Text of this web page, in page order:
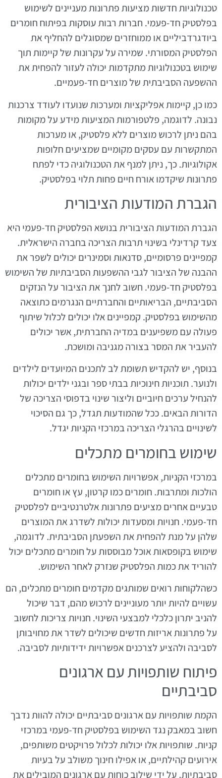
טכנולוגיות חדשות מציעות פתרונות מעניינים לשימוש
בפלסטיק חד-פעמי. חברות רבות עוסקות בפיתוח חומרים
ביודגרדביליים או ממוחזרים שמסוגלים להחליף את
הפלסטיק המסורתי. שמירה על עקרונות של קיימות תוך
שימוש בטכנולוגיות מתקדמות יכולה לעזור להפחית את
ההשפעה הסביבתית של מוצרים חד-פעמיים.
כמו כן, קיימות אפליקציות ומערכות שנועדו לעודד צרכנות
נבונה. לדוגמה, פלטפורמות המציעות מידע על מקומות
בהם ניתן לרכוש מוצרים ללא פלסטיק, או מערכות
המתקשרות עם עסקים מקומיים שמציעים חלופות
אקולוגיות. כך, ניתן למנף את הטכנולוגיה כדי לפתח
פתרונות שיקדמו אורח חיים פחות תלוי בפלסטיק.
הגברת המודעות הציבורית
הגברת המודעות הציבורית בנושא הפלסטיק חד-פעמי היא
צעד קרדינלי בשינוי תרבות הצריכה בחברה הישראלית.
קמפיינים פרסומיים, סדנאות וסמינרים יכולים לשפר את
ההבנה של הציבור לגבי ההשפעות הסביבתיות של השימוש
בפלסטיק חד-פעמי. חשוב לחנך את הציבור על הנזקים
הסביבתיים, הבריאותיים והחברתיים הנגרמים כתוצאה
מהשימוש בפלסטיק. קמפיינים אלו יכולים לכלול שיתוף
פעולה עם משפיענים במדיה החברתית, אשר יכולים
להעביר את המסר בצורה מגניבה ומושכת.
בנוסף, יש להקדיש תשומת לב לתכנים המיועדים לילדים
ולנוער. תוכניות חינוכיות בבתי ספר ובגני ילדים יכולות
להנחיל ערכים חיוביים וליצור שינוי בדפוסי הצריכה של
הדורות הבאים. ככל שהמודעות תגדל, כך גם הסיכוי
לשינויים בהרגלי הצריכה במרכזי הקניות יגדל.
שימוש בחומרים מתכלים
במרכזי הקניות, אפשרויות השימוש בחומרים מתכלים
הולכות ומתרבות. חומרים כמו קרטון, עץ או חומרים
טבעיים אחרים מציעים פתרונות אלטרנטיביים לפלסטיק
חד-פעמי. חנויות ומסעדות יכולות לשדרג את המוצרים
שלהן על מנת להפחית את השפעתן הסביבתית. לדוגמה,
שימוש בקופסאות אוכל מבוססות על חומרים מתכלים יכול
להוריד את כמות הפלסטיק שנזרק לאחר השימוש.
כשהלקוחות רואים שמותגים מקדמים חומרים מתכלים, הם
עשויים להיות יותר מעוניינים לרכוש מהם, דבר שיכול
להניב יתרון כלכלי למבצעי השינוי. חנויות צריכות לחשוב
על פתרונות אריזות חדשים שיכולים לשדר את מחויבותן
לסביבה ולהציע לצרכנים אפשרויות ידידותיות לסביבה.
פיתוח שותפויות עם ארגונים
סביבתיים
הקמת שותפויות עם ארגונים סביבתיים יכולה להוות נדבך
חשוב במאבק נגד השימוש בפלסטיק חד-פעמי במרכזי
קניות. שותפויות אלו יכולות לכלול פרויקטים משותפים,
אירועים קהילתיים, או אפילו חינוך משולב על בעיות
סביבתיות. על ידי שילוב כוחות עם ארגונים המובילים את